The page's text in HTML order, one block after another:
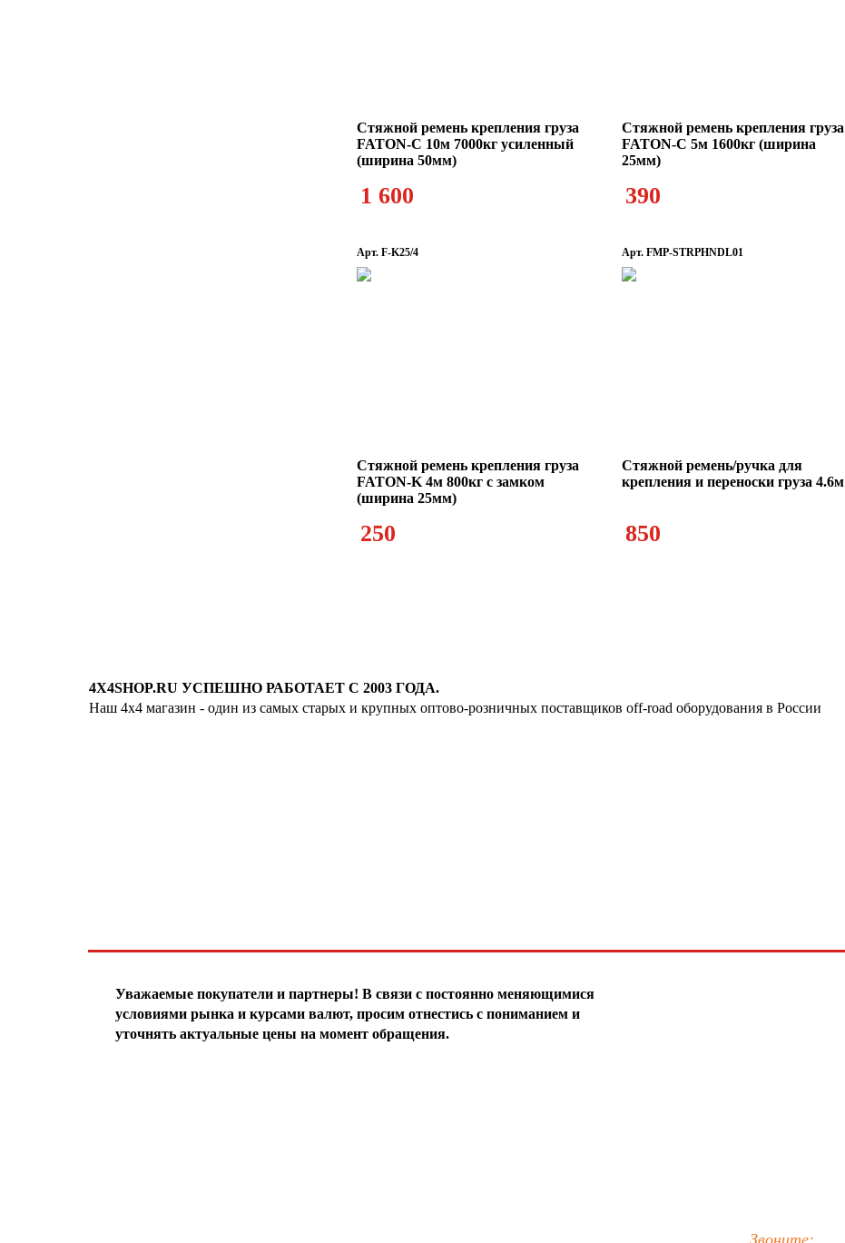
Стяжной ремень крепления груза
FATON-C 10м 7000кг усиленный
(ширина 50мм)
1 600
Стяжной ремень крепления груза
FATON-C 5м 1600кг (ширина
25мм)
390
Арт. F-K25/4
Стяжной ремень крепления груза
FATON-K 4м 800кг с замком
(ширина 25мм)
250
Арт. FMP-STRPHNDL01
Стяжной ремень/ручка для
крепления и переноски груза 4.6м
850
4X4SHOP.RU УСПЕШНО РАБОТАЕТ С 2003 ГОДА.
Наш 4x4 магазин - один из самых старых и крупных оптово-розничных поставщиков off-road оборудования в России
Уважаемые покупатели и партнеры! В связи с постоянно меняющимися
условиями рынка и курсами валют, просим отнестись с пониманием и
уточнять актуальные цены на момент обращения.
Звоните: